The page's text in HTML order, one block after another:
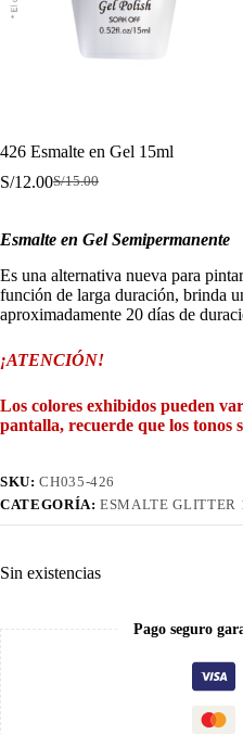
426 Esmalte en Gel 15ml
S/15.00
El
era:
S/15.00.
S/12.00El
es:
S/12.00.
Esmalte en Gel Semipermanente
Es una alternativa nueva para
función de larga duración, brinda
aproximadamente 20 días de
¡ATENCIÓN!
Los colores exhibidos pueden
pantalla, recuerde que los tonos
SKU:CH035-426
CATEGORÍA:ESMALTE GLITTER
Sin existencias
Pago seguro